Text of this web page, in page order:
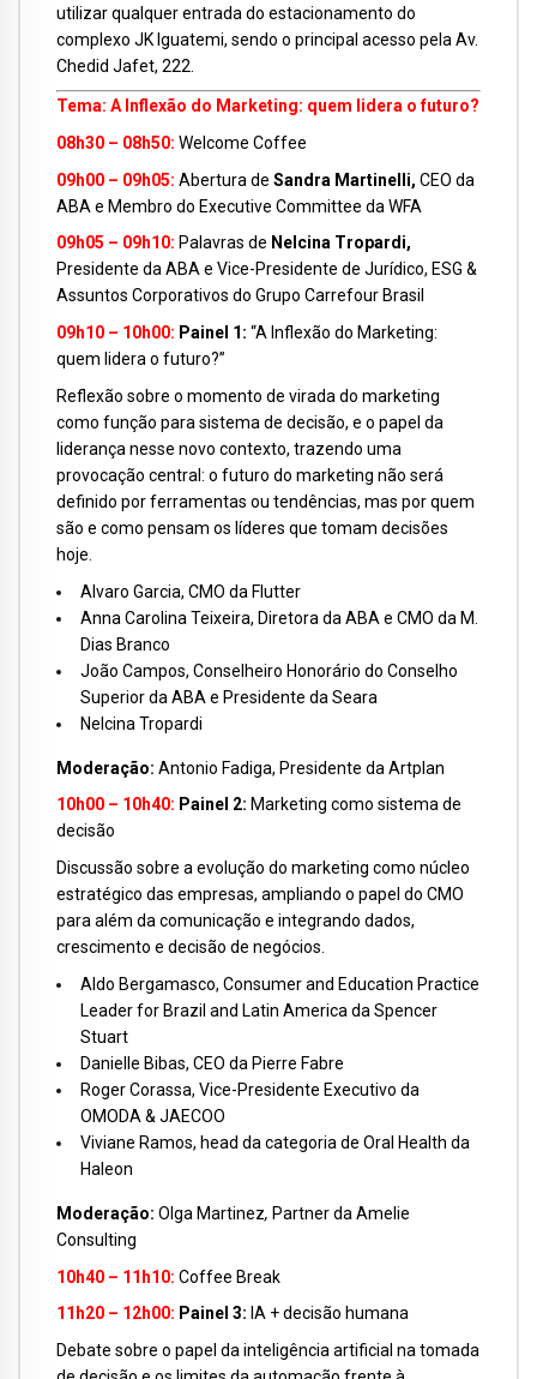
utilizar qualquer entrada do estacionamento do
complexo JK Iguatemi, sendo o principal acesso pela Av.
Chedid Jafet, 222.
Tema: A Inflexão do Marketing: quem lidera o futuro?
08h30 – 08h50: Welcome Coffee
09h00 – 09h05: Abertura de Sandra Martinelli, CEO da
ABA e Membro do Executive Committee da WFA
09h05 – 09h10: Palavras de Nelcina Tropardi,
Presidente da ABA e Vice-Presidente de Jurídico, ESG &
Assuntos Corporativos do Grupo Carrefour Brasil
09h10 – 10h00: Painel 1: “A Inflexão do Marketing:
quem lidera o futuro?”
Reflexão sobre o momento de virada do marketing
como função para sistema de decisão, e o papel da
liderança nesse novo contexto, trazendo uma
provocação central: o futuro do marketing não será
definido por ferramentas ou tendências, mas por quem
são e como pensam os líderes que tomam decisões
hoje.
Alvaro Garcia, CMO da Flutter
Anna Carolina Teixeira, Diretora da ABA e CMO da M.
Dias Branco
João Campos, Conselheiro Honorário do Conselho
Superior da ABA e Presidente da Seara
Nelcina Tropardi
Moderação: Antonio Fadiga, Presidente da Artplan
10h00 – 10h40: Painel 2: Marketing como sistema de
decisão
Discussão sobre a evolução do marketing como núcleo
estratégico das empresas, ampliando o papel do CMO
para além da comunicação e integrando dados,
crescimento e decisão de negócios.
Aldo Bergamasco, Consumer and Education Practice
Leader for Brazil and Latin America da Spencer
Stuart
Danielle Bibas, CEO da Pierre Fabre
Roger Corassa, Vice-Presidente Executivo da
OMODA & JAECOO
Viviane Ramos, head da categoria de Oral Health da
Haleon
Moderação: Olga Martinez, Partner da Amelie
Consulting
10h40 – 11h10: Coffee Break
11h20 – 12h00: Painel 3: IA + decisão humana
Debate sobre o papel da inteligência artificial na tomada